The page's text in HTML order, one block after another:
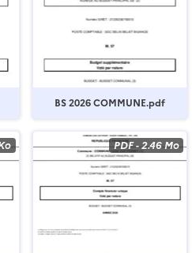
BS 2026 COMMUNE.pdf
PDF-2.46 Mo